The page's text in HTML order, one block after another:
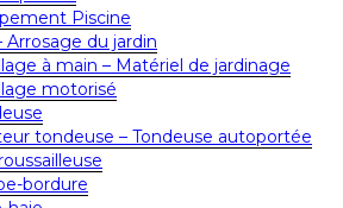
Piscine
Arrosage du jardin
à main – Matériel de jardinage
motorisé
tondeuse – Tondeuse autoportée
bordure